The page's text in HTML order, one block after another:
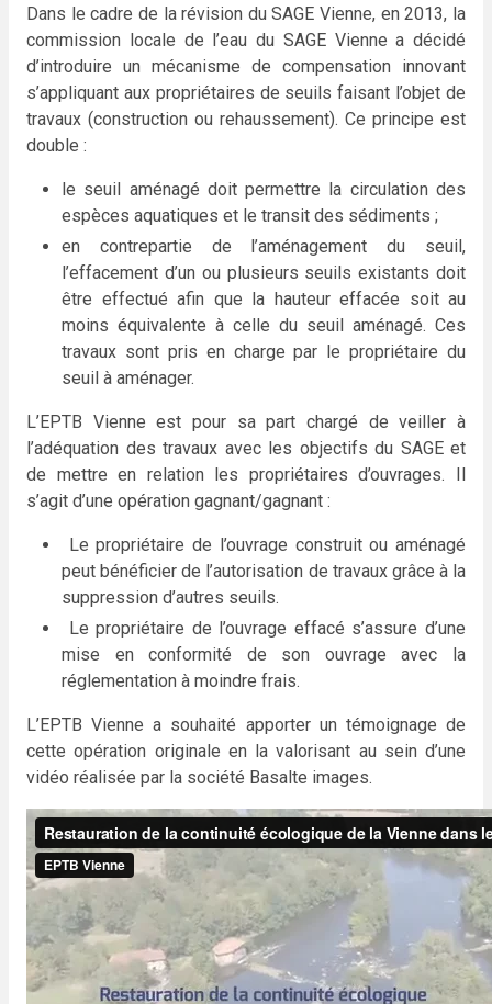
Dans le cadre de la révision du SAGE Vienne, en 2013, la
commission locale de l’eau du SAGE Vienne a décidé
d’introduire un mécanisme de compensation innovant
s’appliquant aux propriétaires de seuils faisant l’objet de
travaux (construction ou rehaussement). Ce principe est
double :
le seuil aménagé doit permettre la circulation des
espèces aquatiques et le transit des sédiments ;
en contrepartie de l’aménagement du seuil,
l’effacement d’un ou plusieurs seuils existants doit
être effectué afin que la hauteur effacée soit au
moins équivalente à celle du seuil aménagé. Ces
travaux sont pris en charge par le propriétaire du
seuil à aménager.
L’EPTB Vienne est pour sa part chargé de veiller à
l’adéquation des travaux avec les objectifs du SAGE et
de mettre en relation les propriétaires d’ouvrages. Il
s’agit d’une opération gagnant/gagnant :
Le propriétaire de l’ouvrage construit ou aménagé
peut bénéficier de l’autorisation de travaux grâce à la
suppression d’autres seuils.
Le propriétaire de l’ouvrage effacé s’assure d’une
mise en conformité de son ouvrage avec la
réglementation à moindre frais.
L’EPTB Vienne a souhaité apporter un témoignage de
cette opération originale en la valorisant au sein d’une
vidéo réalisée par la société Basalte images.